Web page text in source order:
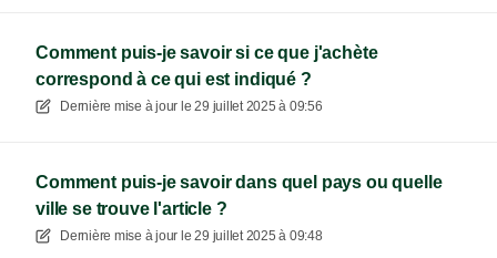
Comment puis-je savoir si ce que j'achète
correspond à ce qui est indiqué ?
Dernière mise à jour le 29 juillet 2025 à 09:56
Comment puis-je savoir dans quel pays ou quelle
ville se trouve l'article ?
Dernière mise à jour le 29 juillet 2025 à 09:48